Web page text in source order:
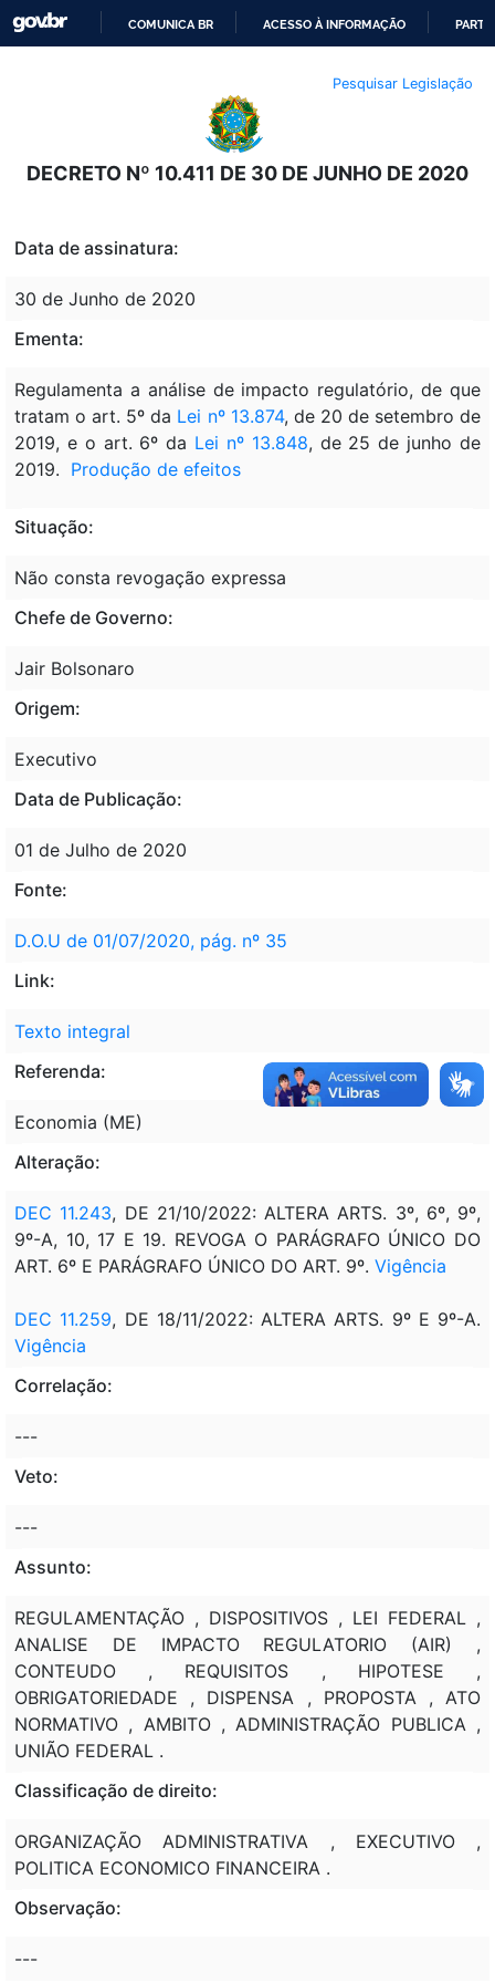
O
CONTEÚDO
COMUNICA BR ACESSO À INFORMAÇÃO
Pesquisar Legislação
DECRETO Nº 10.411 DE 30 DE JUNHO DE 2020
Data de assinatura:
30 de Junho de 2020
Ementa:
Regulamenta a análise de impacto regulatório, de que
tratam o art. 5º da Lei nº 13.874, de 20 de setembro de
2019, e o art. 6º da Lei nº 13.848, de 25 de junho de
2019. Produção de efeitos
Situação:
Não consta revogação expressa
Chefe de Governo:
Jair Bolsonaro
Origem:
Executivo
Data de Publicação:
01 de Julho de 2020
Fonte:
D.O.U de 01/07/2020, pág. nº 35
Link:
Texto integral
Referenda:
Economia (ME)
Alteração:
DEC 11.243, DE 21/10/2022: ALTERA ARTS. 3º, 6º, 9º,
9º-A, 10, 17 E 19. REVOGA O PARÁGRAFO ÚNICO DO
ART. 6º E PARÁGRAFO ÚNICO DO ART. 9º. Vigência
DEC 11.259, DE 18/11/2022: ALTERA ARTS. 9º E 9º-A.
Vigência
Correlação:
---
Veto:
---
Assunto:
REGULAMENTAÇÃO , DISPOSITIVOS , LEI FEDERAL ,
ANALISE DE IMPACTO REGULATORIO (AIR) ,
CONTEUDO , REQUISITOS , HIPOTESE ,
OBRIGATORIEDADE , DISPENSA , PROPOSTA , ATO
NORMATIVO , AMBITO , ADMINISTRAÇÃO PUBLICA ,
UNIÃO FEDERAL .
Classificação de direito:
ORGANIZAÇÃO ADMINISTRATIVA , EXECUTIVO ,
POLITICA ECONOMICO FINANCEIRA .
Observação:
---